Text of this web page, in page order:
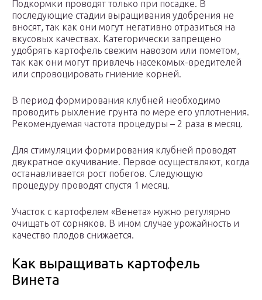
Подкормки проводят только при посадке. В
последующие стадии выращивания удобрения не
вносят, так как они могут негативно отразиться на
вкусовых качествах. Категорически запрещено
удобрять картофель свежим навозом или пометом,
так как они могут привлечь насекомых-вредителей
или спровоцировать гниение корней.
В период формирования клубней необходимо
проводить рыхление грунта по мере его уплотнения.
Рекомендуемая частота процедуры – 2 раза в месяц.
Для стимуляции формирования клубней проводят
двукратное окучивание. Первое осуществляют, когда
останавливается рост побегов. Следующую
процедуру проводят спустя 1 месяц.
Участок с картофелем «Венета» нужно регулярно
очищать от сорняков. В ином случае урожайность и
качество плодов снижается.
Как выращивать картофель
Винета